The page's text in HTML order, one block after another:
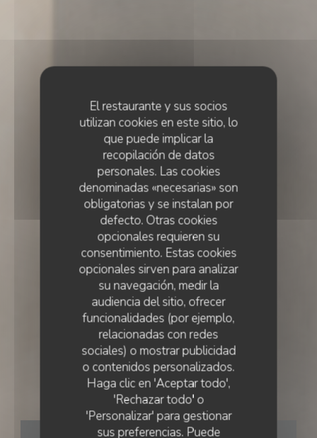
El restaurante y sus socios
utilizan cookies en este sitio, lo
que puede implicar la
recopilación de datos
personales. Las cookies
denominadas «necesarias» son
obligatorias y se instalan por
defecto. Otras cookies
opcionales requieren su
consentimiento. Estas cookies
opcionales sirven para analizar
su navegación, medir la
audiencia del sitio, ofrecer
funcionalidades (por ejemplo,
relacionadas con redes
sociales) o mostrar publicidad
o contenidos personalizados.
Haga clic en 'Aceptar todo',
'Rechazar todo' o
'Personalizar' para gestionar
sus preferencias. Puede
COCINA FRANCESA• LISBOA
Essencial
RESERVAR UNA MESA